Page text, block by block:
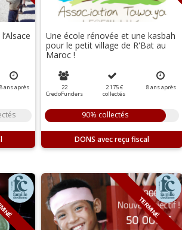
8ansaprès
Une école rénovée et une kasbah
pour le petit village de R'Bat au
Maroc !
22
CredoFunders
2 175 €
collectés
8ansaprès
90% collectés
DONS
TERMINÉ